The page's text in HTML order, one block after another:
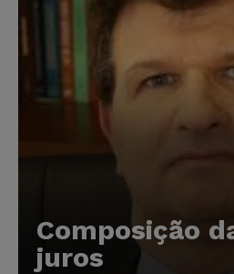
Composição
juros